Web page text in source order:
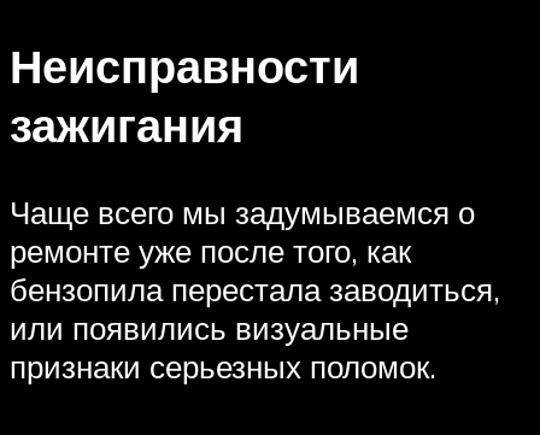
Неисправности
зажигания
Чаще всего мы задумываемся о
ремонте уже после того, как
бензопила перестала заводиться,
или появились визуальные
признаки серьезных поломок.